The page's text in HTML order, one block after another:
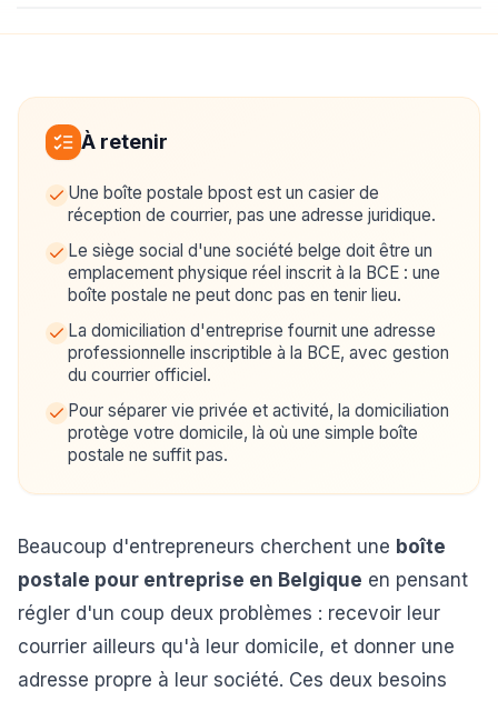
À retenir
Une boîte postale bpost est un casier de
réception de courrier, pas une adresse juridique.
Le siège social d'une société belge doit être un
emplacement physique réel inscrit à la BCE : une
boîte postale ne peut donc pas en tenir lieu.
La domiciliation d'entreprise fournit une adresse
professionnelle inscriptible à la BCE, avec gestion
du courrier officiel.
Pour séparer vie privée et activité, la domiciliation
protège votre domicile, là où une simple boîte
postale ne suffit pas.
Beaucoup d'entrepreneurs cherchent une boîte
postale pour entreprise en Belgique en pensant
régler d'un coup deux problèmes : recevoir leur
courrier ailleurs qu'à leur domicile, et donner une
adresse propre à leur société. Ces deux besoins